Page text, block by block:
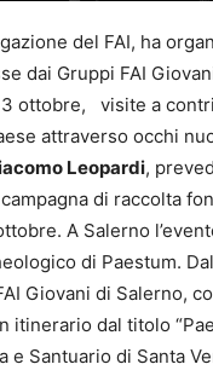
del FAI, ha
dai Gruppi FAI
ottobre, visite a
attraverso occhi
Leopardi,
di raccolta
A Salerno
di Paestum.
Giovani di Salerno,
itinerario dal titolo
Santuario di Santa